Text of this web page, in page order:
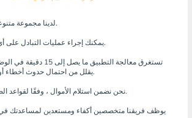
لدينا مجموعة متنوعة من وجهات التبادل.
يمكنك إجراء عمليات التبادل على أي جهاز وفي أي مكان.
تستغرق معالجة التطبيق ما
يقلل من احتمال حدوث أخطاء أو عواقب سلبية أخرى.
نحن نضمن استلام الأموال ، وفقًا لقواعد الصرف الخاصة بخدمتنا.
يوظف فريقنا متخصصين أكفاء ومستعدين لمساعدتك